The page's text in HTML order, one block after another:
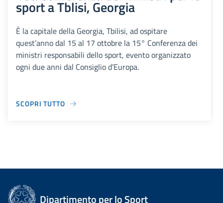
sport a Tblisi, Georgia
È la capitale della Georgia, Tbilisi, ad ospitare
quest’anno dal 15 al 17 ottobre la 15° Conferenza dei
ministri responsabili dello sport, evento organizzato
ogni due anni dal Consiglio d’Europa.
SCOPRI TUTTO
Dipartimento per lo Sport